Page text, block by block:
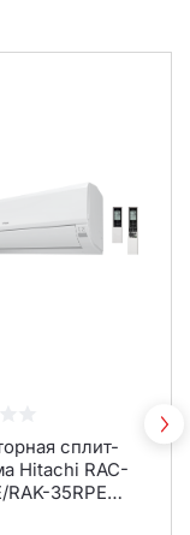
сплит-
Hitachi RAC-
RAK-35RPE